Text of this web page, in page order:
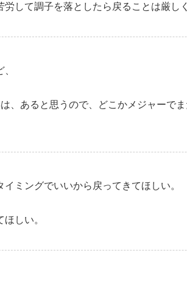
して調子を落としたら戻ることは厳し
、あると思うので、どこかメジャーで
ミングでいいから戻ってきてほしい。
しい。